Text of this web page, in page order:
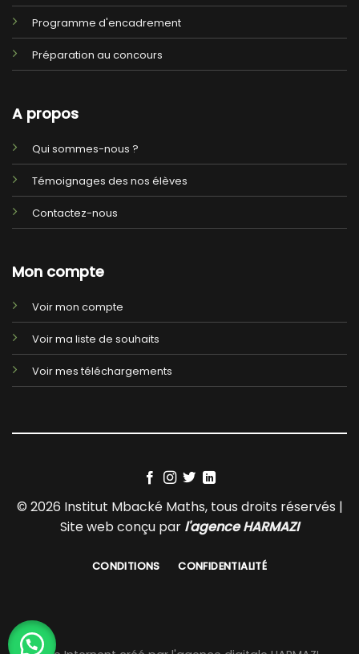
Programme d'encadrement
Préparation au concours
A propos
Qui sommes-nous ?
Témoignages des nos élèves
Contactez-nous
Mon compte
Voir mon compte
Voir ma liste de souhaits
Voir mes téléchargements
© 2026 Institut Mbacké Maths, tous droits réservés |
Site web conçu par l'agence HARMAZI
CONDITIONS CONFIDENTIALITÉ